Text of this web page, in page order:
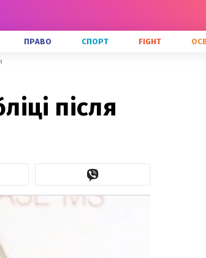
ПРАВО СПОРТ FIGHT
після